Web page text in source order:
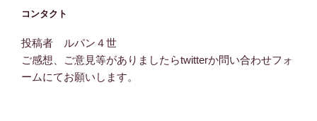
コンタクト
投稿者 ルパン４世
ご感想、ご意見等がありましたらtwitterか問い合わせフォ
ームにてお願いします。